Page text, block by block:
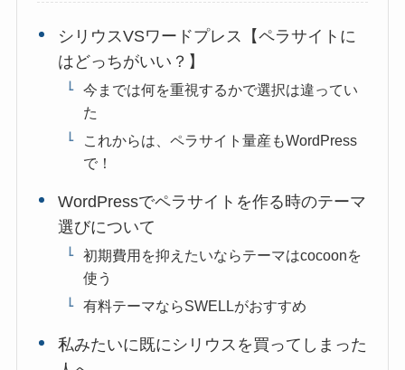
シリウスVSワードプレス【ペラサイトに
はどっちがいい？】
今までは何を重視するかで選択は違ってい
た
これからは、ペラサイト量産もWordPress
で！
WordPressでペラサイトを作る時のテーマ
選びについて
初期費用を抑えたいならテーマはcocoonを
使う
有料テーマならSWELLがおすすめ
私みたいに既にシリウスを買ってしまった